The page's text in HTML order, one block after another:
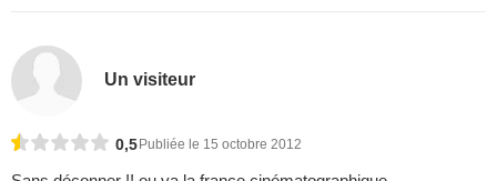
Un visiteur
0,5 Publiée le 15 octobre 2012